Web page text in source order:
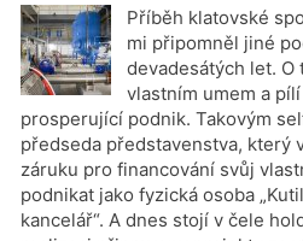
Příběh klatovské
mi připomněl jiné
devadesátých let. O
vlastním umem a
prosperující podnik. Takovým
předseda představenstva, který
záruku pro financování svůj
podnikat jako fyzická osoba
kancelář“. A dnes stojí v čele